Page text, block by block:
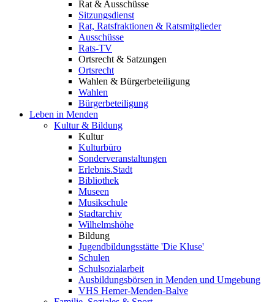
Rat & Ausschüsse
Sitzungsdienst
Rat, Ratsfraktionen & Ratsmitglieder
Ausschüsse
Rats-TV
Ortsrecht & Satzungen
Ortsrecht
Wahlen & Bürgerbeteiligung
Wahlen
Bürgerbeteiligung
Leben in Menden
Kultur & Bildung
Kultur
Kulturbüro
Sonderveranstaltungen
Erlebnis.Stadt
Bibliothek
Museen
Musikschule
Stadtarchiv
Wilhelmshöhe
Bildung
Jugendbildungsstätte 'Die Kluse'
Schulen
Schulsozialarbeit
Ausbildungsbörsen in Menden und Umgebung
VHS Hemer-Menden-Balve